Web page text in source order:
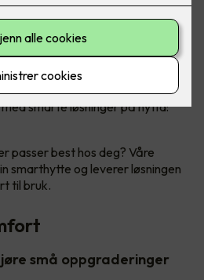
hytteopplevelsen til et nytt nivå!
Smarthytte – et konsept som
smarte løsninger på hytta:
passer best hos deg? Våre
smarthytte og leverer løsningen
til bruk.
små oppgraderinger